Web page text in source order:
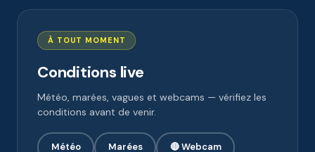
À TOUT MOMENT
Conditions live
Météo, marées, vagues et webcams — vérifiez les
conditions avant de venir.
Météo Marées 🔴 Webcam